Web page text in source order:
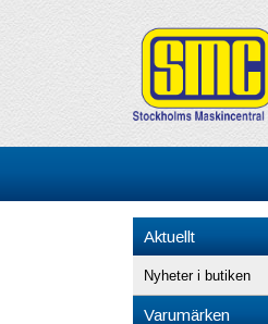
Aktuellt
Nyheter i butiken
Varumärken